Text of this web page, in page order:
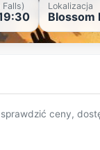
Lokalizacja
Blossom
ceny,